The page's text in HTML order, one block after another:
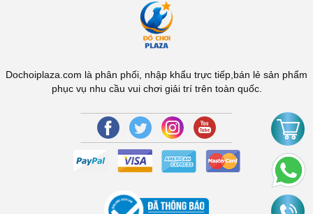
Dochoiplaza.com là phân phối, nhập khẩu trực tiếp,bán lẻ sản phẩm
phục vụ nhu cầu vui chơi giải trí trên toàn quốc.